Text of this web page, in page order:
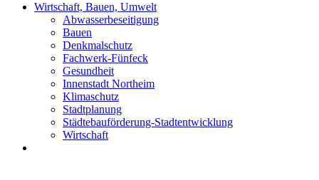
Wirtschaft, Bauen, Umwelt
Abwasserbeseitigung
Bauen
Denkmalschutz
Fachwerk-Fünfeck
Gesundheit
Innenstadt Northeim
Klimaschutz
Stadtplanung
Städtebauförderung-Stadtentwicklung
Wirtschaft